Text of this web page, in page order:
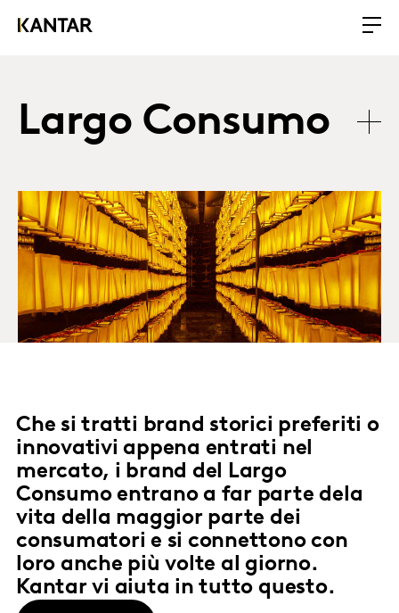
Largo Consumo
Che si tratti brand storici preferiti o
innovativi appena entrati nel
mercato, i brand del Largo
Consumo entrano a far parte dela
vita della maggior parte dei
consumatori e si connettono con
loro anche più volte al giorno.
Kantar vi aiuta in tutto questo.